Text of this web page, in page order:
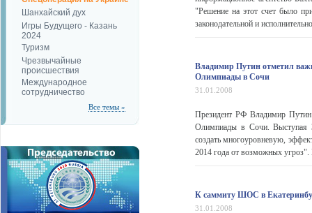
Шанхайский дух
Игры Будущего - Казань
2024
Туризм
Чрезвычайные
происшествия
Международное
сотрудничество
Все темы »
"Решение на этот счет было
законодательной и
Владимир Путин отметил
Олимпиады в Сочи
31.01.2008
Президент РФ Владимир Путин
Олимпиады в Сочи. Выступая
создать многоуровневую,
2014 года от возможных угроз".
К саммиту ШОС в
31.01.2008